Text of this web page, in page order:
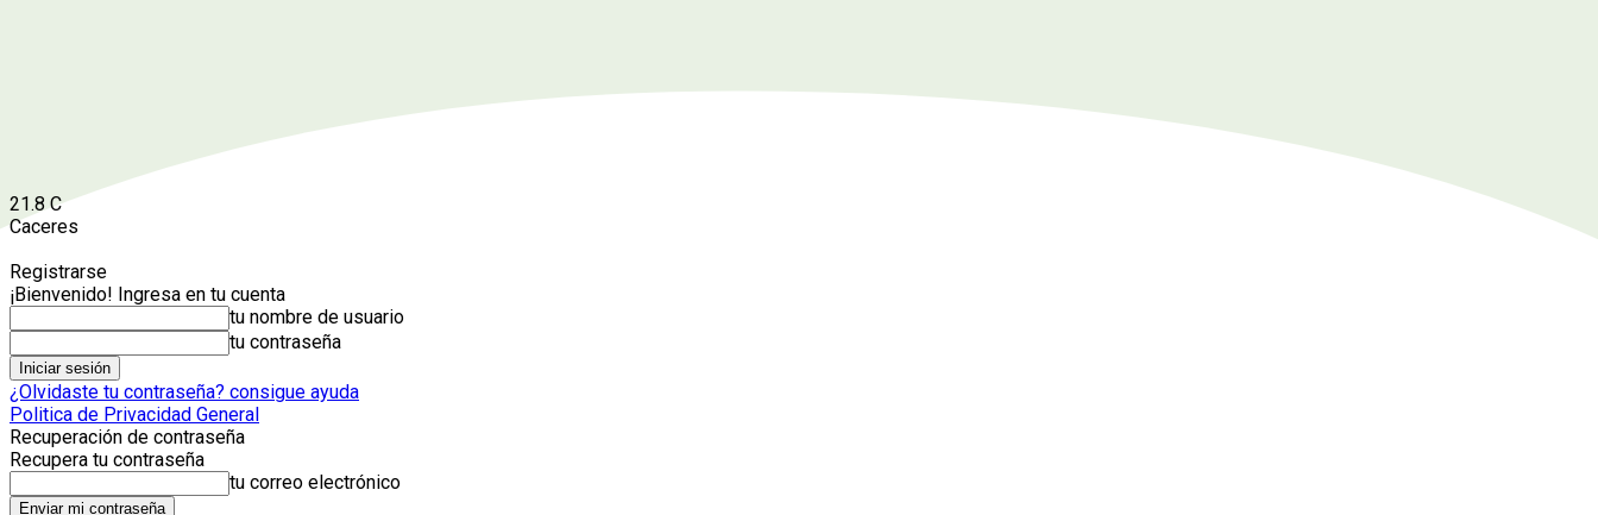
21.8 C
Caceres
Registrarse
¡Bienvenido! Ingresa en tu cuenta
tu nombre de usuario
tu contraseña
¿Olvidaste tu contraseña? consigue ayuda
Politica de Privacidad General
Recuperación de contraseña
Recupera tu contraseña
tu correo electrónico